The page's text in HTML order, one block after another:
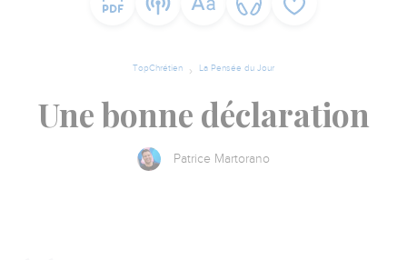
TopChrétien La Pensée du Jour
Une bonne déclaration
Patrice Martorano